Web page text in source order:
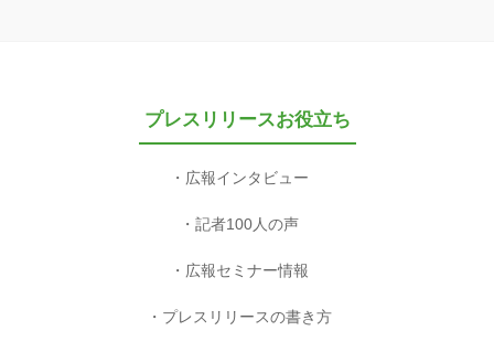
プレスリリースお役立ち
広報インタビュー
記者100人の声
広報セミナー情報
プレスリリースの書き方